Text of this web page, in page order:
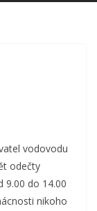
vodovodu
odečty
9.00 do 14.00
nikoho